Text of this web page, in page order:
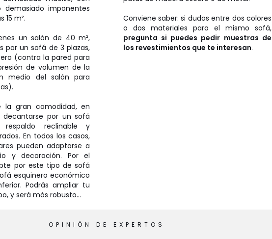
demasiado imponentes
15 m².
un salón de 40 m²,
por un sofá de 3 plazas,
(contra la pared para
de volumen de la
medio del salón para
la gran comodidad, en
decantarse por un sofá
reclinable y
En todos los casos,
pueden adaptarse a
y decoración. Por el
por este tipo de sofá
esquinero económico
Podrás ampliar tu
y será más robusto...
Conviene saber: si dudas entre dos colores
o dos materiales para el mismo sofá,
pregunta si puedes pedir muestras de
los revestimientos que te interesan.
OPINIÓN DE EXPERTOS